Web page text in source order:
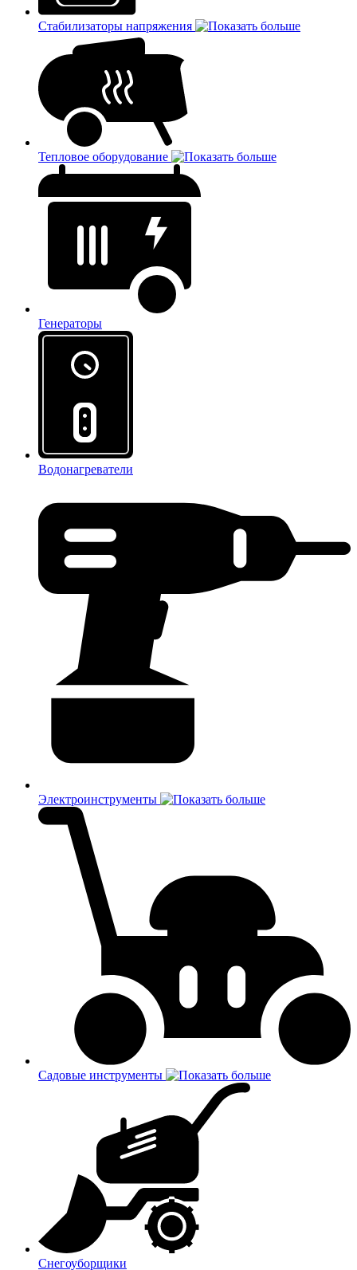
Стабилизаторы напряжения
Тепловое оборудование
Генераторы
Водонагреватели
Электроинструменты
Садовые инструменты
Снегоуборщики